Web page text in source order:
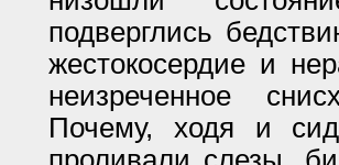
подверглись
жестокосердие и
неизреченное
Почему, ходя и